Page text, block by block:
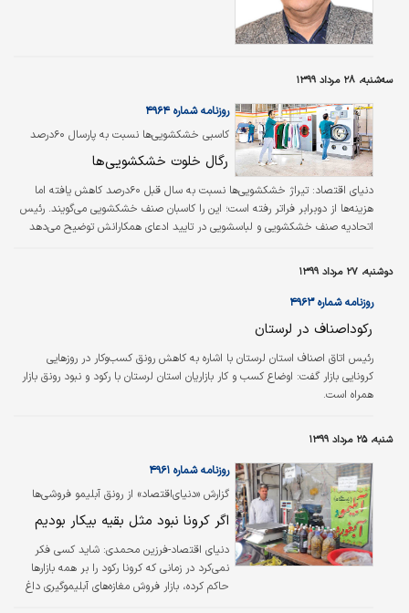
سه‌شنبه، ۲۸ مرداد ۱۳۹۹
کاسبی خشکشویی‌ها نسبت به پارسال ۶۰درصد
کاهش یافت
روزنامه شماره ۴۹۶۴
رگال خلوت خشکشویی‌ها
دنیای اقتصاد:
تیراژ خشکشویی‌ها نسبت به سال قبل ۶۰درصد کاهش یافته اما
هزینه‌ها از دوبرابر فراتر رفته است؛ این را کاسبان صنف خشکشویی می‌گویند. رئیس
اتحادیه صنف خشکشویی و لباسشویی در تایید ادعای همکارانش توضیح می‌دهد
روی کار ما بیشترین تاثیر را می‌گذارد. مدت‌هاست که نه لباس عروس و نه لباس
داماد یا لباس‌های شب و مهمانی در خشکشویی‌ها پذیرش نشده‌اند.» مشاهدات
میدانی خبرنگاران «دنیای‌اقتصاد» نشان می‌دهد خشکشویی‌ها با افت بالای تیراژ
دوشنبه، ۲۷ مرداد ۱۳۹۹
روزنامه شماره ۴۹۶۳
رکوداصناف در لرستان
رئیس اتاق اصناف استان لرستان با اشاره به کاهش رونق کسب‌و‌کار در روزهایی
کرونایی بازار گفت: اوضاع کسب و کار بازاریان استان لرستان با رکود و نبود رونق بازار
همراه است.
شنبه، ۲۵ مرداد ۱۳۹۹
گزارش «دنیای‌اقتصاد» از رونق آبلیمو فروشی‌ها
روزنامه شماره ۴۹۶۱
اگر کرونا نبود مثل بقیه بیکار بودیم
دنیای اقتصاد-فرزین محمدی: شاید کسی فکر
نمی‌کرد در زمانی ‌که کرونا رکود را بر همه بازارها
حاکم کرده، بازار فروش مغازه‌های آبلیموگیری داغ